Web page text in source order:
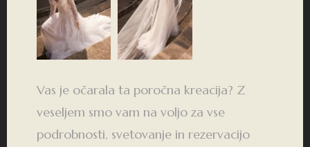
Vas je očarala ta poročna kreacija? Z
veseljem smo vam na voljo za vse
podrobnosti, svetovanje in rezervacijo